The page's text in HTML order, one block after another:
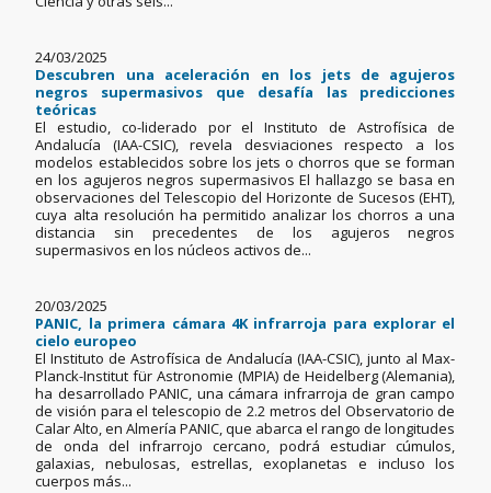
24/03/2025
Descubren una aceleración en los jets de agujeros
negros supermasivos que desafía las predicciones
teóricas
El estudio, co-liderado por el Instituto de Astrofísica de
Andalucía (IAA-CSIC), revela desviaciones respecto a los
modelos establecidos sobre los jets o chorros que se forman
en los agujeros negros supermasivos El hallazgo se basa en
observaciones del Telescopio del Horizonte de Sucesos (EHT),
cuya alta resolución ha permitido analizar los chorros a una
distancia sin precedentes de los agujeros negros
supermasivos en los núcleos activos de...
20/03/2025
PANIC, la primera cámara 4K infrarroja para explorar el
cielo europeo
El Instituto de Astrofísica de Andalucía (IAA-CSIC), junto al Max-
Planck-Institut für Astronomie (MPIA) de Heidelberg (Alemania),
ha desarrollado PANIC, una cámara infrarroja de gran campo
de visión para el telescopio de 2.2 metros del Observatorio de
Calar Alto, en Almería PANIC, que abarca el rango de longitudes
de onda del infrarrojo cercano, podrá estudiar cúmulos,
galaxias, nebulosas, estrellas, exoplanetas e incluso los
cuerpos más...